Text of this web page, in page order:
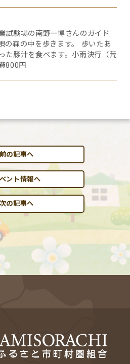
試験場の南野一博さんのガイド
の森の中を歩きます。 歩いたあ
た豚汁を食べます。小雨決行（荒
800円
前の記事へ
ント情報へ
次の記事へ